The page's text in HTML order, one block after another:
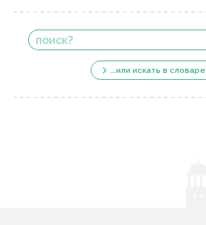
...или искать в словаре